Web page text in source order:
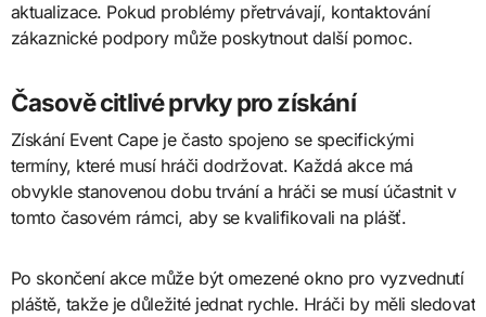
aktualizace. Pokud problémy přetrvávají, kontaktování
zákaznické podpory může poskytnout další pomoc.
Časově citlivé prvky pro získání
Získání Event Cape je často spojeno se specifickými
termíny, které musí hráči dodržovat. Každá akce má
obvykle stanovenou dobu trvání a hráči se musí účastnit v
tomto časovém rámci, aby se kvalifikovali na plášť.
Po skončení akce může být omezené okno pro vyzvednutí
pláště, takže je důležité jednat rychle. Hráči by měli sledovat